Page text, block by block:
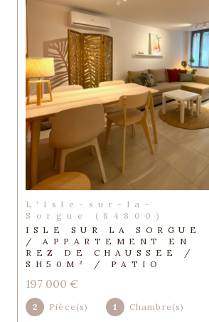
L'Isle-sur-la-
Sorgue (84800)
ISLE SUR LA SORGUE
/ APPARTEMENT EN
REZ DE CHAUSSEE /
SH50M² / PATIO
197 000 €
2 Pièce(s) 1 Chambre(s)